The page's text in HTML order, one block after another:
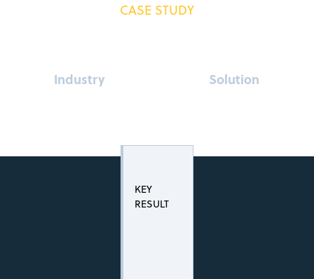
CASE STUDY
Industry Solution
KEY
RESULT